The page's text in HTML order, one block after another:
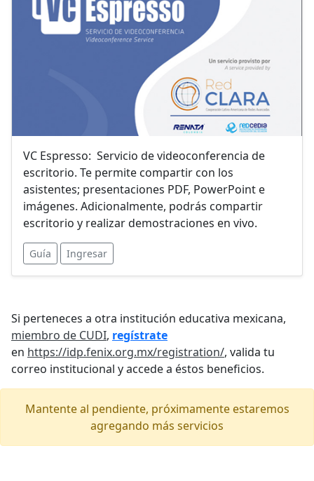
VC Espresso: Servicio de videoconferencia de
escritorio. Te permite compartir con los
asistentes; presentaciones PDF, PowerPoint e
imágenes. Adicionalmente, podrás compartir
escritorio y realizar demostraciones en vivo.
Guía Ingresar
Si perteneces a otra institución educativa mexicana,
miembro de CUDI, regístrate
en https://idp.fenix.org.mx/registration/, valida tu
correo institucional y accede a éstos beneficios.
Mantente al pendiente, próximamente estaremos
agregando más servicios